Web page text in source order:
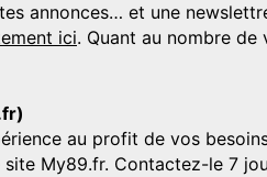
annonces… et une
ici. Quant au nombre
au profit de vos
My89.fr. Contactez-le 7